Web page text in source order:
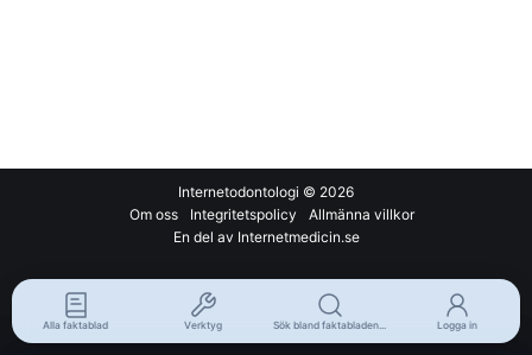
Internetodontologi © 2026
Om oss
Integritetspolicy
Allmänna villkor
En del av Internetmedicin.se
Alla faktablad Verktyg Sök bland faktabladen... Logga in